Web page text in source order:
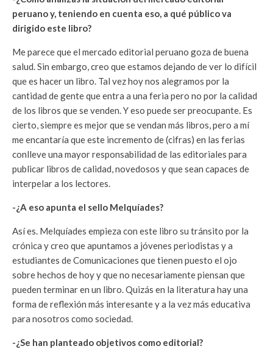
peruano y, teniendo en cuenta eso, a qué público va
dirigido este libro?
Me parece que el mercado editorial peruano goza de buena
salud. Sin embargo, creo que estamos dejando de ver lo difícil
que es hacer un libro. Tal vez hoy nos alegramos por la
cantidad de gente que entra a una feria pero no por la calidad
de los libros que se venden. Y eso puede ser preocupante. Es
cierto, siempre es mejor que se vendan más libros, pero a mí
me encantaría que este incremento de (cifras) en las ferias
conlleve una mayor responsabilidad de las editoriales para
publicar libros de calidad, novedosos y que sean capaces de
interpelar a los lectores.
-¿A eso apunta el sello Melquíades?
Así es. Melquíades empieza con este libro su tránsito por la
crónica y creo que apuntamos a jóvenes periodistas y a
estudiantes de Comunicaciones que tienen puesto el ojo
sobre hechos de hoy y que no necesariamente piensan que
pueden terminar en un libro. Quizás en la literatura hay una
forma de reflexión más interesante y a la vez más educativa
para nosotros como sociedad.
-¿Se han planteado objetivos como editorial?